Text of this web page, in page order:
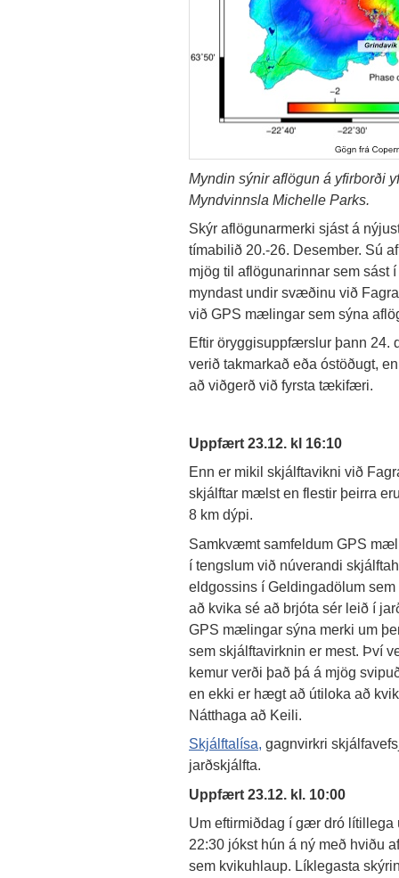
Myndin sýnir aflögun á yfirborði
Myndvinnsla Michelle Parks.
Skýr aflögunarmerki sjást á
tímabilið 20.-26. Desember. Sú
mjög til aflögunarinnar sem sást
myndast undir svæðinu við
við GPS mælingar sem sýna
Eftir öryggisuppfærslur þann 24.
verið takmarkað eða óstöðugt,
að viðgerð við fyrsta tækifæri.
Uppfært 23.12. kl 16:10
Enn er mikil skjálftavikni við
skjálftar mælst en flestir þeirra
8 km dýpi.
Samkvæmt samfeldum GPS
í tengslum við núverandi
eldgossins í Geldingadölum
að kvika sé að brjóta sér leið í
GPS mælingar sýna merki um
sem skjálftavirknin er mest. Því
kemur verði það þá á mjög
en ekki er hægt að útiloka að
Nátthaga að Keili.
Skjálftalísa, gagnvirkri
jarðskjálfta.
Uppfært 23.12. kl. 10:00
Um eftirmiðdag í gær dró lítillega
22:30 jókst hún á ný með hviðu
sem kvikuhlaup. Líklegasta